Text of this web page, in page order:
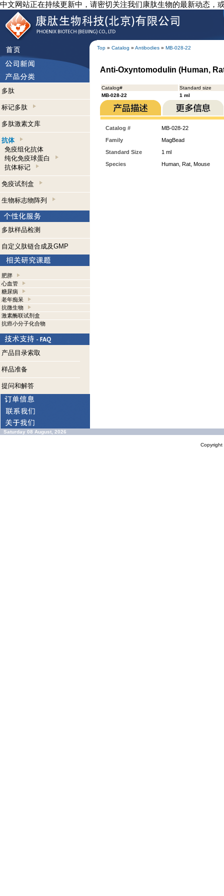
中文网站正在持续更新中，请密切关注我们康肽生物的最新动态，
Top » Catalog » Antibodies » MB-028-22
多肽
标记多肽
多肽激素文库
抗体
免疫组化抗体
纯化免疫球蛋白
抗体标记
免疫试剂盒
生物标志物阵列
多肽样品检测
自定义肽链合成及GMP
肥胖
心血管
糖尿病
老年痴呆
抗微生物
激素酶联试剂盒
抗癌小分子化合物
产品目录索取
样品准备
提问和解答
Anti-Oxyntomodulin (Human,
Catalog#
Standard size
MB-028-22
1 ml
Catalog #
MB-028-22
Family
MagBead
Standard Size
1 ml
Species
Human, Rat, Mouse
Saturday 08 August, 2026